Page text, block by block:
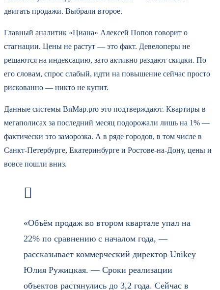
двигать продажи. Выбрали второе.
Главный аналитик «Циана» Алексей Попов говорит о
стагнации. Цены не растут — это факт. Девелоперы не
решаются на индексацию, зато активно раздают скидки. По
его словам, спрос слабый, идти на повышение сейчас просто
рискованно — никто не купит.
Данные системы BnMap.pro это подтверждают. Квартиры в
мегаполисах за последний месяц подорожали лишь на 1% —
фактически это заморозка. А в ряде городов, в том числе в
Санкт-Петербурге, Екатеринбурге и Ростове-на-Дону, цены и
вовсе пошли вниз.
«Объём продаж во втором квартале упал на
22% по сравнению с началом года, —
рассказывает коммерческий директор Unikey
Юлия Ружицкая. — Сроки реализации
объектов растянулись до 3,2 года. Сейчас в